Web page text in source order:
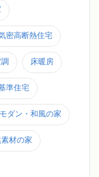
密高断熱住宅
床暖房
準住宅
ダン・和風の家
材の家